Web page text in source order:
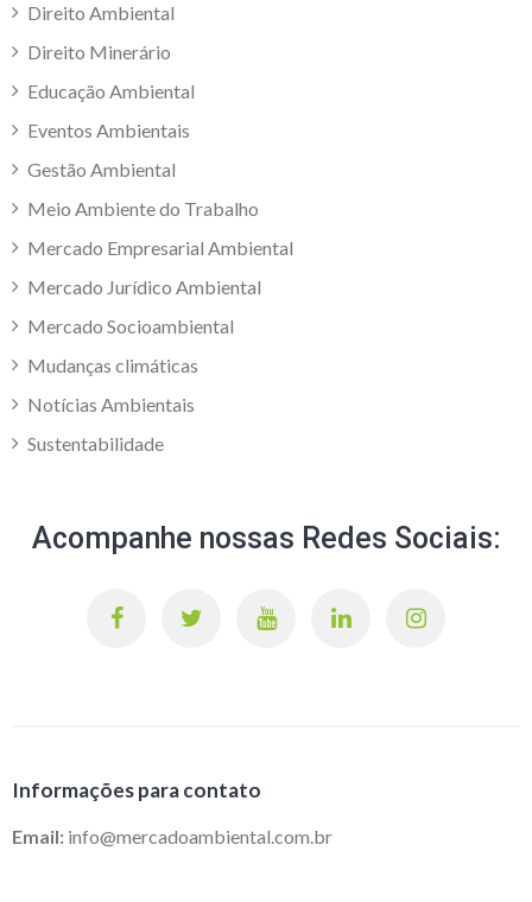
Direito Ambiental
Direito Minerário
Educação Ambiental
Eventos Ambientais
Gestão Ambiental
Meio Ambiente do Trabalho
Mercado Empresarial Ambiental
Mercado Jurídico Ambiental
Mercado Socioambiental
Mudanças climáticas
Notícias Ambientais
Sustentabilidade
Acompanhe nossas Redes Sociais:
Informações para contato
Email: info@mercadoambiental.com.br